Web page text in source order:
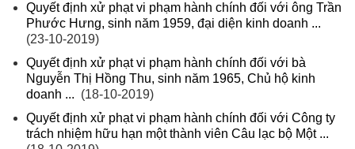
Quyết định xử phạt vi phạm hành chính đối với ông Trần
Phước Hưng, sinh năm 1959, đại diện kinh doanh ...
(23-10-2019)
Quyết định xử phạt vi phạm hành chính đối với bà
Nguyễn Thị Hồng Thu, sinh năm 1965, Chủ hộ kinh
doanh ... (18-10-2019)
Quyết định xử phạt vi phạm hành chính đối với Công ty
trách nhiệm hữu hạn một thành viên Câu lạc bộ Một ...